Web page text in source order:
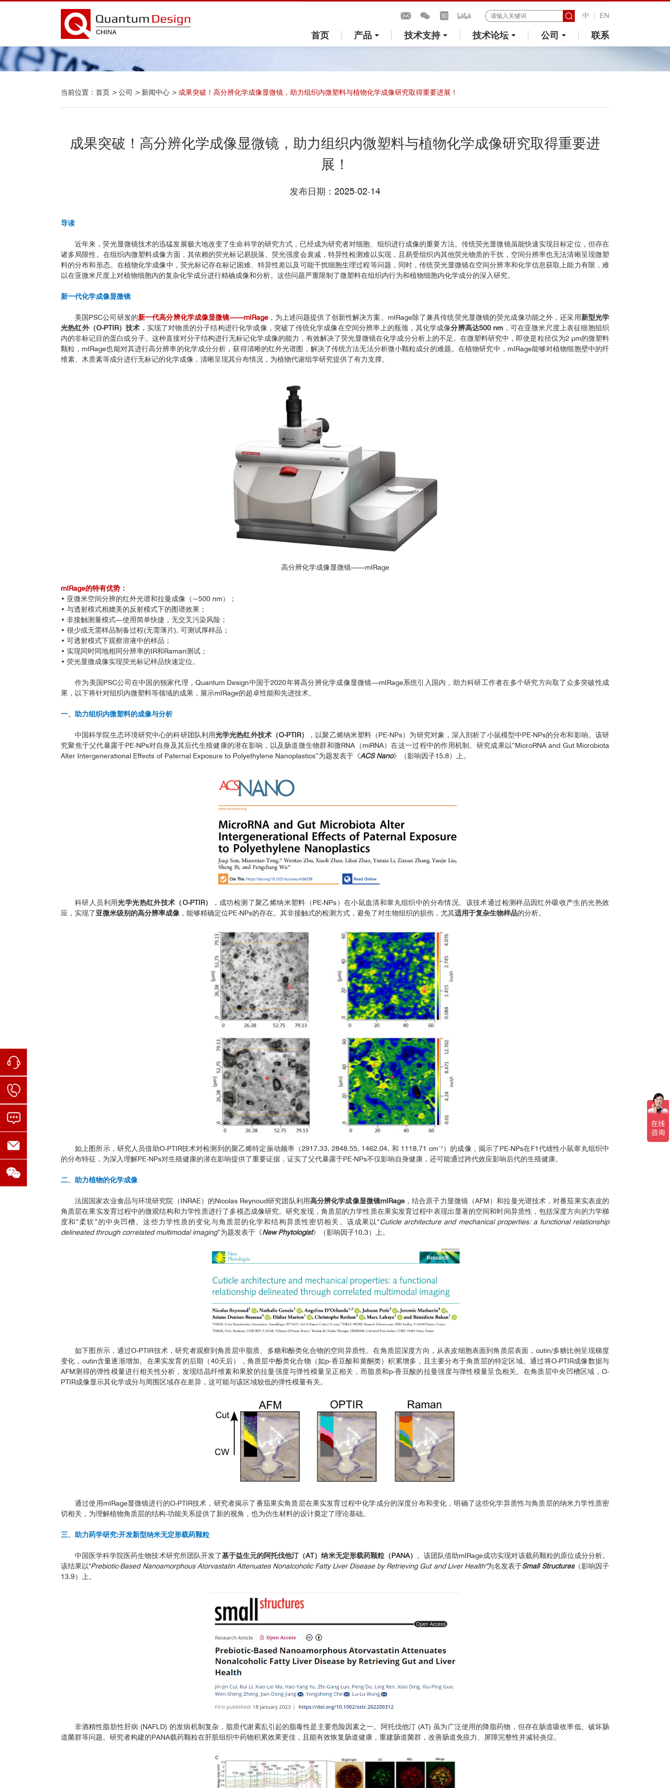
中 EN
首页 产品 技术支持 技术论坛 公司 联系
当前位置： 首页 > 公司 > 新闻中心 > 成果突破！高分辨化学成像显微镜，助力组织内微塑料与植物化学成像研究取得重要进展！
成果突破！高分辨化学成像显微镜，助力组织内微塑料与植物化学成像研究取得重要进
展！
发布日期：2025-02-14
导读
近年来，荧光显微镜技术的迅猛发展极大地改变了生命科学的研究方式，已经成为研究者对细胞、组织进行成像的重要方法。传统荧光显微镜虽能快速实现目标定位，但存在
诸多局限性。在组织内微塑料成像方面，其依赖的荧光标记易脱落、荧光强度会衰减，特异性检测难以实现，且易受组织内其他荧光物质的干扰，空间分辨率也无法清晰呈现微塑
料的分布和形态。在植物化学成像中，荧光标记存在标记困难、特异性差以及可能干扰细胞生理过程等问题，同时，传统荧光显微镜在空间分辨率和化学信息获取上能力有限，难
以在亚微米尺度上对植物细胞内的复杂化学成分进行精确成像和分析。这些问题严重限制了微塑料在组织内行为和植物细胞内化学成分的深入研究。
新一代化学成像显微镜
美国PSC公司研发的新一代高分辨化学成像显微镜——mIRage，为上述问题提供了创新性解决方案。mIRage除了兼具传统荧光显微镜的荧光成像功能之外，还采用新型光学
光热红外（O-PTIR）技术 ，实现了对物质的分子结构进行化学成像，突破了传统化学成像在空间分辨率上的瓶颈，其化学成像分辨高达500 nm ，可在亚微米尺度上表征细胞组织
内的非标记目的蛋白或分子。这种直接对分子结构进行无标记化学成像的能力，有效解决了荧光显微镜在化学成分分析上的不足。在微塑料研究中，即使是粒径仅为2 μm的微塑料
颗粒，mIRage也能对其进行高分辨率的化学成分分析，获得清晰的红外光谱图，解决了传统方法无法分析微小颗粒成分的难题。在植物研究中，mIRage能够对植物细胞壁中的纤
维素、木质素等成分进行无标记的化学成像，清晰呈现其分布情况，为植物代谢组学研究提供了有力支撑。
高分辨化学成像显微镜——mIRage
mIRage的特有优势：
• 亚微米空间分辨的红外光谱和拉曼成像（~500 nm）；
• 与透射模式相媲美的反射模式下的图谱效果；
• 非接触测量模式—使用简单快捷，无交叉污染风险；
• 很少或无需样品制备过程(无需薄片), 可测试厚样品；
• 可透射模式下观察溶液中的样品；
• 实现同时同地相同分辨率的IR和Raman测试；
• 荧光显微成像实现荧光标记样品快速定位。
作为美国PSC公司在中国的独家代理，Quantum Design中国于2020年将高分辨化学成像显微镜—mIRage系统引入国内，助力科研工作者在多个研究方向取了众多突破性成
果，以下将针对组织内微塑料等领域的成果，展示mIRage的超卓性能和先进技术。
一、助力组织内微塑料的成像与分析
中国科学院生态环境研究中心的科研团队利用光学光热红外技术（O-PTIR）
，以聚乙烯纳米塑料（PE-NPs）为研究对象，深入剖析了小鼠模型中PE-NPs的分布和影响。该研
究聚焦于父代暴露于PE-NPs对自身及其后代生殖健康的潜在影响，以及肠道微生物群和微RNA（miRNA）在这一过程中的作用机制。研究成果以“MicroRNA and Gut Microbiota
Alter Intergenerational Effects of Paternal Exposure to Polyethylene Nanoplastics”为题发表于《ACS Nano》（影响因子15.8）上。
科研人员利用光学光热红外技术（O-PTIR）
，成功检测了聚乙烯纳米塑料（PE-NPs）在小鼠血清和睾丸组织中的分布情况。该技术通过检测样品因红外吸收产生的光热效
应，实现了亚微米级别的高分辨率成像 ，能够精确定位PE-NPs的存在。其非接触式的检测方式，避免了对生物组织的损伤，尤其适用于复杂生物样品的分析。
如上图所示，研究人员借助O-PTIR技术对检测到的聚乙烯特定振动频率（2917.33, 2848.55, 1462.04, 和 1118.71 cm⁻¹）的成像，揭示了PE-NPs在F1代雄性小鼠睾丸组织中
的分布特征，为深入理解PE-NPs对生殖健康的潜在影响提供了重要证据，证实了父代暴露于PE-NPs不仅影响自身健康，还可能通过跨代效应影响后代的生殖健康。
二、助力植物的化学成像
法国国家农业食品与环境研究院（INRAE）的Nicolas Reynoud研究团队利用高分辨化学成像显微镜mIRage，结合原子力显微镜（AFM）和拉曼光谱技术，对番茄果实表皮的
角质层在果实发育过程中的微观结构和力学性质进行了多模态成像研究。研究发现，角质层的力学性质在果实发育过程中表现出显著的空间和时间异质性，包括深度方向的力学梯
度和“柔软”的中央凹槽。这些力学性质的变化与角质层的化学和结构异质性密切相关。该成果以“Cuticle architecture and mechanical properties: a functional relationship
delineated through correlated multimodal imaging”为题发表于《New Phytologist》（影响因子10.3）上。
如下图所示，通过O-PTIR技术，研究者观察到角质层中脂质、多糖和酚类化合物的空间异质性。在角质层深度方向，从表皮细胞表面到角质层表面，cutin/多糖比例呈现梯度
变化，cutin含量逐渐增加。在果实发育的后期（40天后），角质层中酚类化合物（如p-香豆酸和黄酮类）积累增多，且主要分布于角质层的特定区域。通过将O-PTIR成像数据与
AFM测得的弹性模量进行相关性分析，发现结晶纤维素和果胶的拉曼强度与弹性模量呈正相关，而脂质和p-香豆酸的拉曼强度与弹性模量呈负相关。在角质层中央凹槽区域，O-
PTIR成像显示其化学成分与周围区域存在差异，这可能与该区域较低的弹性模量有关。
通过使用mIRage显微镜进行的O-PTIR技术，研究者揭示了番茄果实角质层在果实发育过程中化学成分的深度分布和变化，明确了这些化学异质性与角质层的纳米力学性质密
切相关，为理解植物角质层的结构-功能关系提供了新的视角，也为仿生材料的设计奠定了理论基础。
三、助力药学研究:开发新型纳米无定形载药颗粒
中国医学科学院医药生物技术研究所团队开发了基于益生元的阿托伐他汀（AT）纳米无定形载药颗粒（PANA）
。该团队借助mIRage成功实现对该载药颗粒的原位成分分析。
该结果以"Prebiotic-Based Nanoamorphous Atorvastatin Attenuates Nonalcoholic Fatty Liver Disease by Retrieving Gut and Liver Health"为名发表于Small Structures（影响因子
13.9）上。
非酒精性脂肪性肝病 (NAFLD) 的发病机制复杂，脂质代谢紊乱引起的脂毒性是主要危险因素之一。阿托伐他汀 (AT) 虽为广泛使用的降脂药物，但存在肠道吸收率低、破坏肠
道菌群等问题。研究者构建的PANA载药颗粒在肝脏组织中药物积累效果更佳，且能有效恢复肠道健康，重建肠道菌群，改善肠道免疫力、屏障完整性并减轻炎症。